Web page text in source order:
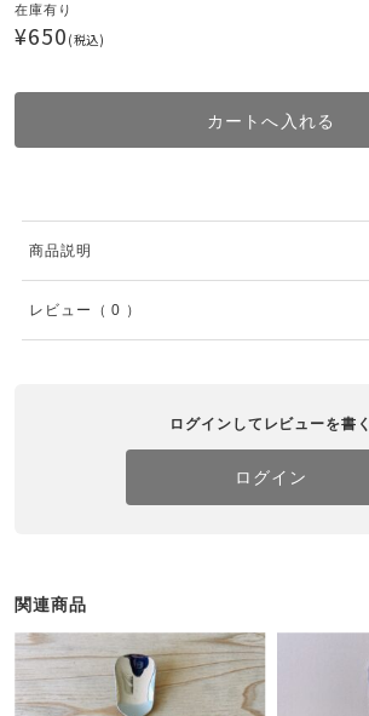
在庫有り
¥650 (税込)
商品説明
レビュー （ 0 ）
ログインしてレビューを書く
ログイン
関連商品